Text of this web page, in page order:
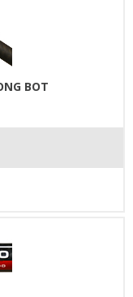
BOT